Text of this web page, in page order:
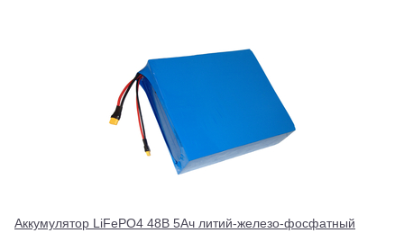
Аккумулятор LiFePO4 48В 5Ач литий-железо-фосфатный